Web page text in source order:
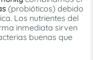
(probióticos) debido
Los nutrientes del
inmediata sirven
buenas que